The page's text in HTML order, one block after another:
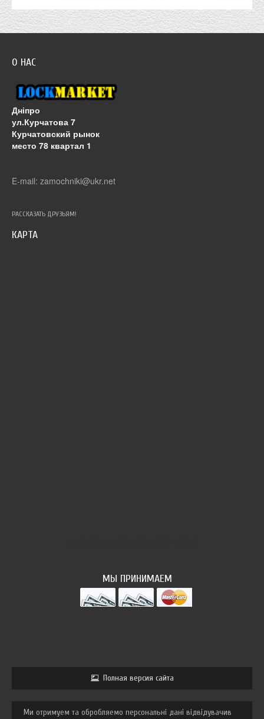
О НАС
Дніпро
ул.Курчатова 7
Курчатовский рынок
место 78 квартал 1
E-mail: zamochniki@ukr.net
РАССКАЗАТЬ ДРУЗЬЯМ!
КАРТА
МЫ ПРИНИМАЕМ
Полная версия сайта
Ми отримуем та обробляемо персональні дані відвідувачив